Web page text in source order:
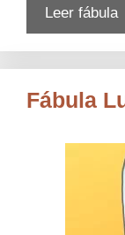
Leer fábula
Fábula